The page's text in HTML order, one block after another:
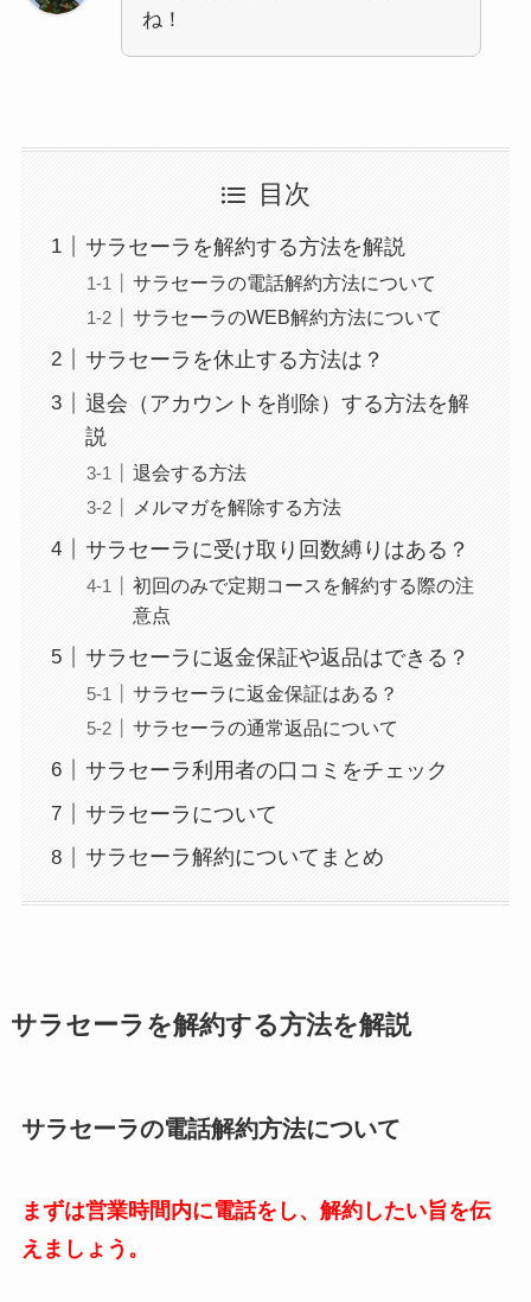
ね！
目次
サラセーラを解約する方法を解説
サラセーラの電話解約方法について
サラセーラのWEB解約方法について
サラセーラを休止する方法は？
退会（アカウントを削除）する方法を解
説
退会する方法
メルマガを解除する方法
サラセーラに受け取り回数縛りはある？
初回のみで定期コースを解約する際の注
意点
サラセーラに返金保証や返品はできる？
サラセーラに返金保証はある？
サラセーラの通常返品について
サラセーラ利用者の口コミをチェック
サラセーラについて
サラセーラ解約についてまとめ
サラセーラを解約する方法を解説
サラセーラの電話解約方法について
まずは営業時間内に電話をし、解約したい旨を伝
えましょう。